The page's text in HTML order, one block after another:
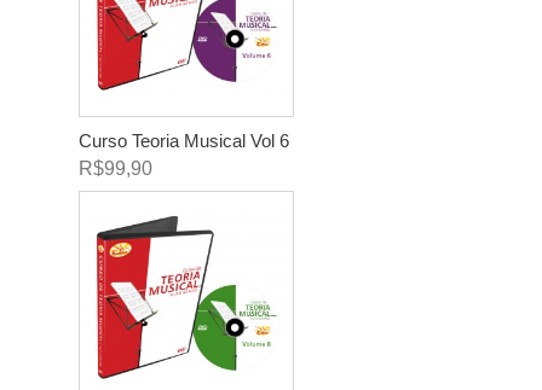
Curso Teoria Musical Vol 6
R$99,90